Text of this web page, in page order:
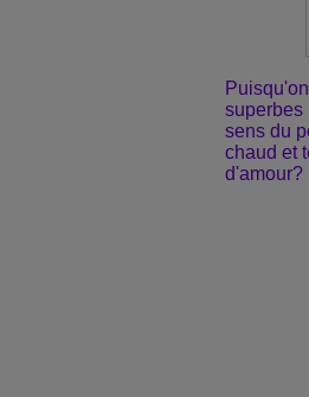
superbes
sens du
chaud et
d'amour?